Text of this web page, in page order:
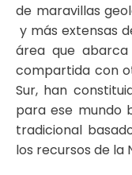
de maravillas
y más extensas
área que
compartida con
Sur, han
para ese mundo
tradicional
los recursos de la